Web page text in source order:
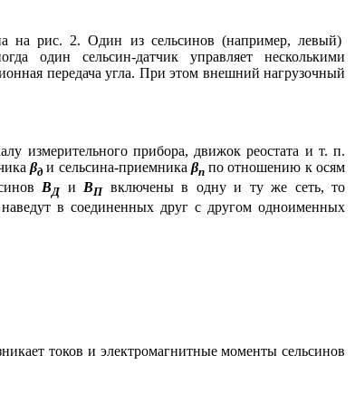
на рис. 2. Один из сельсинов (например, левый)
один сельсин-датчик управляет несколькими
передача угла. При этом внешний нагрузочный
измерительного прибора, движок реостата и т. п.
βд и сельсина-приемника βппо отношению к осям
ВДи ВПвключены в одну и ту же сеть, то
в соединенных друг с другом одноименных
токов и электромагнитные моменты сельсинов